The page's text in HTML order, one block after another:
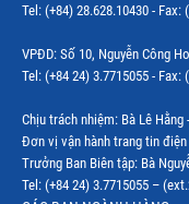
Tel: (+84) 28.628.10430 -
VPĐD: Số 10, Nguyễn Công
Tel: (+84 24) 3.7715055 -
Chịu trách nhiệm: Bà Lê
Đơn vị vận hành trang tin điện
Trưởng Ban Biên tập: Bà
Tel: (+84 24) 3.7715055 –